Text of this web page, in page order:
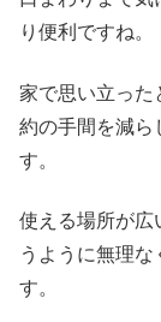
り便利ですね。
家で思い立った
約の手間を減ら
す。
使える場所が広
うように無理
す。